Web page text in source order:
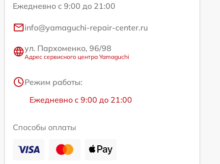
Ежедневно с 9:00 до 21:00
info@yamaguchi-repair-center.ru
ул. Пархоменко, 96/98
Адрес сервисного центра Yamaguchi
Режим работы:
Ежедневно с 9:00 до 21:00
Способы оплаты